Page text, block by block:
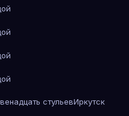
стульевИркутск